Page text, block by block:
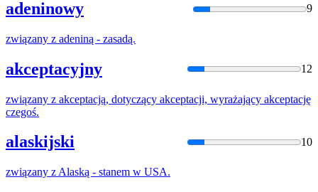
adeninowy 9
związany z adeniną - zasadą.
akceptacyjny 12
związany z akceptacją, dotyczący akceptacji, wyrażający akceptację
czegoś.
alaskijski 10
związany z Alaską - stanem w USA.